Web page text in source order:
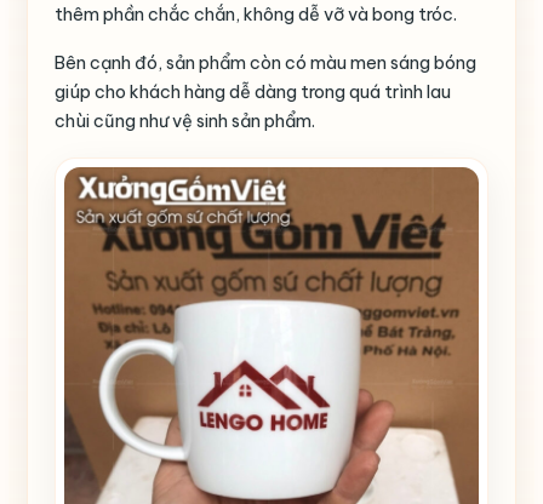
thêm phần chắc chắn, không dễ vỡ và bong tróc.
Bên cạnh đó, sản phẩm còn có màu men sáng bóng
giúp cho khách hàng dễ dàng trong quá trình lau
chùi cũng như vệ sinh sản phẩm.